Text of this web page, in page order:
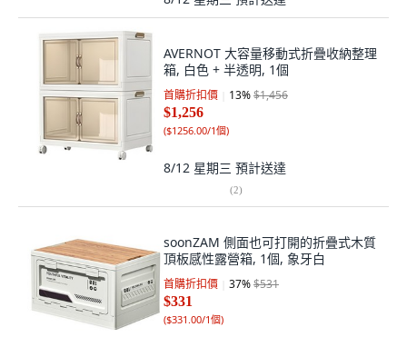
AVERNOT 大容量移動式折疊收納整理
箱, 白色 + 半透明, 1個
首購折扣價 13%$1,456
$1,256
($1256.00/1個)
8/12 星期三 預計送達
(2)
soonZAM 側面也可打開的折疊式木質
頂板感性露營箱, 1個, 象牙白
首購折扣價 37%$531
$331
($331.00/1個)